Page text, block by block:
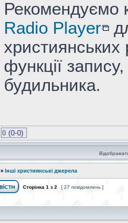
Рекомендуємо
Radio Player
християнських
функції
будильника.
0 (0-0)
» Інші християнські джерела
Сторінка 1 з 2 [ 27 повідомлень ]